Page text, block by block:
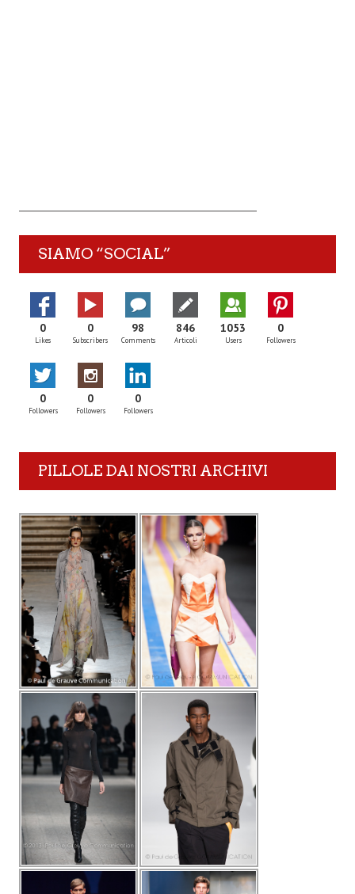
SIAMO “SOCIAL”
0
Likes
0
Subscribers
98
Comments
846
Articoli
1053
Users
0
Followers
0
Followers
0
Followers
0
Followers
PILLOLE DAI NOSTRI ARCHIVI